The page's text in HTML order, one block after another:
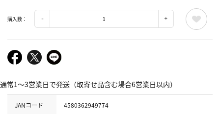
購入数：
通常1～3営業日で発送（取寄せ品含む場合6営業日以内）
JANコード 4580362949774